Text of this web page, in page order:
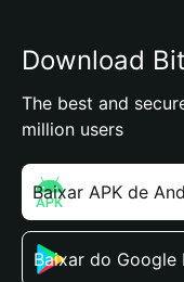
Download
The best and
million users
Baixar APK de
Baixar do Google